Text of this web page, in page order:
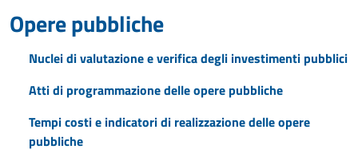
Opere pubbliche
Nuclei di valutazione e verifica degli investimenti pubblici
Atti di programmazione delle opere pubbliche
Tempi costi e indicatori di realizzazione delle opere
pubbliche